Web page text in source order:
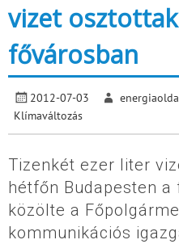
vizet
fővárosban
2012-07-03
Klímaváltozás
Tizenkét ezer liter
hétfőn Budapesten
közölte a
kommunikációs